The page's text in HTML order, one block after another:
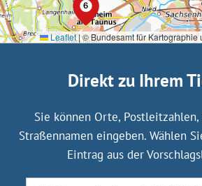
Leaflet|© Bundesamt für Kartographie
Direkt zu Ihrem
Sie können Orte,
Straßennamen eingeben. Wählen
Eintrag aus der